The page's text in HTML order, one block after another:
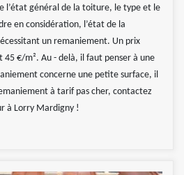
l’état général de la toiture, le type et le
en considération, l’état de la
un remaniement. Un prix
€/m². Au - delà, il faut penser à une
concerne une petite surface, il
à tarif pas cher, contactez
à Lorry Mardigny !